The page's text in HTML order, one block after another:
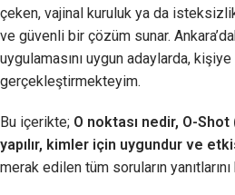
çeken, vajinal kuruluk ya da
ve güvenli bir çözüm sunar.
uygulamasını uygun adaylarda,
gerçekleştirmekteyim.
Bu içerikte; O noktası nedir, O-
yapılır, kimler için uygundur ve
merak edilen tüm soruların yanıtlarını